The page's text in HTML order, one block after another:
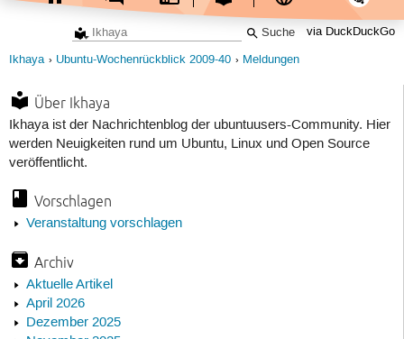
via DuckDuckGo
Ikhaya Ubuntu-Wochenrückblick 2009-40 Meldungen
Über Ikhaya
Ikhaya ist der Nachrichtenblog der ubuntuusers-Community. Hier
werden Neuigkeiten rund um Ubuntu, Linux und Open Source
veröffentlicht.
Vorschlagen
Veranstaltung vorschlagen
Archiv
Aktuelle Artikel
April 2026
Dezember 2025